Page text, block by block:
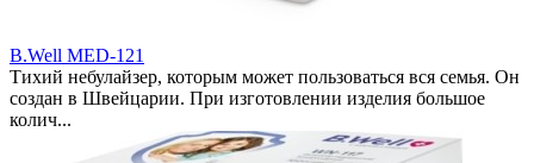
B.Well MED-121
Тихий небулайзер, которым может пользоваться вся семья. Он
создан в Швейцарии. При изготовлении изделия большое
колич...